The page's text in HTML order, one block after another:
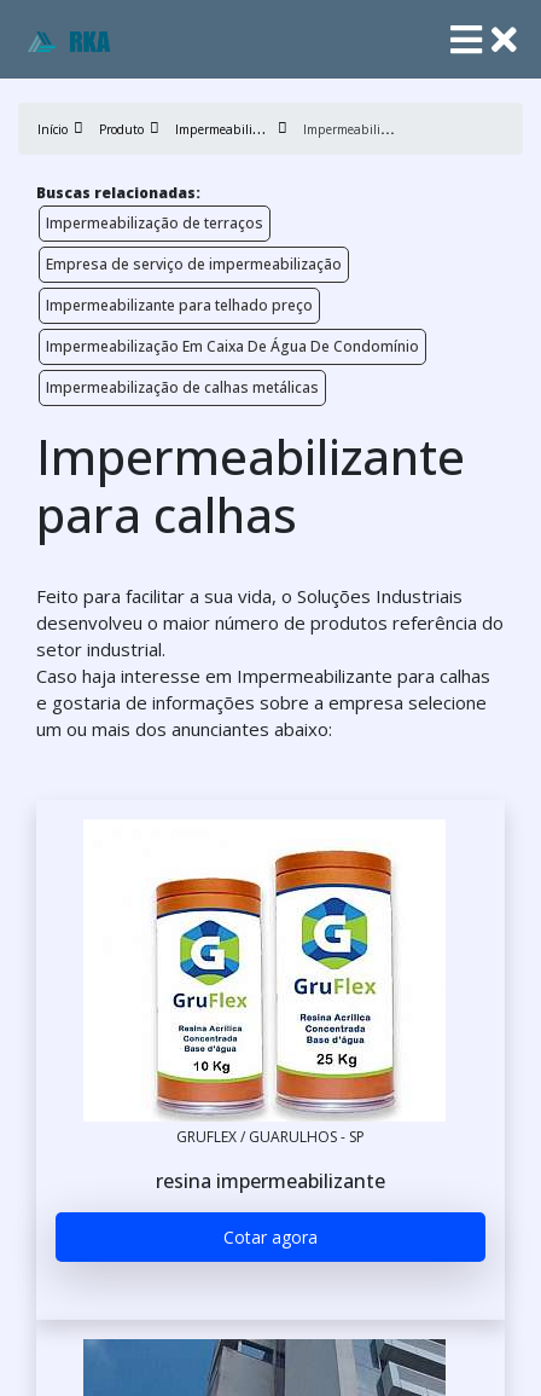
Início Produto I
mpermeabilização I
mpermeabilizante para calhas
Buscas relacionadas:
Impermeabilização de terraços
Empresa de serviço de impermeabilização
Impermeabilizante para telhado preço
Impermeabilização Em Caixa De Água De Condomínio
Impermeabilização de calhas metálicas
Impermeabilizante
para calhas
Feito para facilitar a sua vida, o Soluções Industriais
desenvolveu o maior número de produtos referência do
setor industrial.
Caso haja interesse em Impermeabilizante para calhas
e gostaria de informações sobre a empresa selecione
um ou mais dos anunciantes abaixo:
GRUFLEX / GUARULHOS - SP
resina impermeabilizante
Cotar agora